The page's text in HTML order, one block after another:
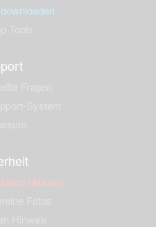
(Abuse)